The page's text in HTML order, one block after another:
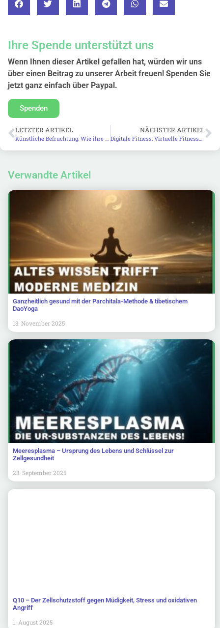
Ihre Spende unterstützt uns
Wenn Ihnen dieser Artikel gefallen hat, würden wir uns
über einen Beitrag zu unserer Arbeit freuen! Spenden Sie
jetzt ganz einfach über Paypal.
Spenden
LETZTER ARTIKEL NÄCHSTER ARTIKEL
Verwandte Artikel
Ganzheitlich gesund mit der Parchitala-Methode & tibetischem
DaoYoga
13. November 2025
Meeresplasma – Ursprung des Lebens und Schlüssel zur
Zellgesundheit
23. September 2025
Q10 – Der Zellschutzstoff gegen Müdigkeit, Stress und oxidativen
Angriff
1. August 2025